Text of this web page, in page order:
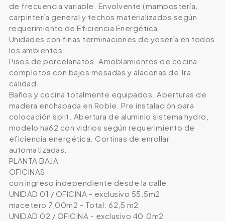
de frecuencia variable. Envolvente (mampostería,
carpintería general y techos materializados según
requerimiento de Eficiencia Energética.
Unidades con finas terminaciones de yesería en todos
los ambientes.
Pisos de porcelanatos. Amoblamientos de cocina
completos con bajos mesadas y alacenas de 1ra
calidad.
Baños y cocina totalmente equipados. Aberturas de
madera enchapada en Roble. Pre instalación para
colocación split. Abertura de aluminio sistema hydro,
modelo ha62 con vidrios según requerimiento de
eficiencia energética. Cortinas de enrollar
automatizadas.
PLANTA BAJA
OFICINAS
con ingreso independiente desde la calle.
UNIDAD 01 / OFICINA - exclusivo 55.5m2
macetero 7,00m2 - Total: 62,5 m2
UNIDAD 02 / OFICINA - exclusivo 40.0m2